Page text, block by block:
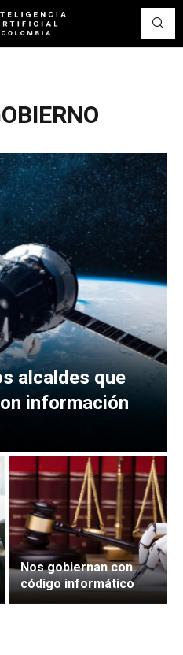
alcaldes que
información
Nos gobiernan con
código informático